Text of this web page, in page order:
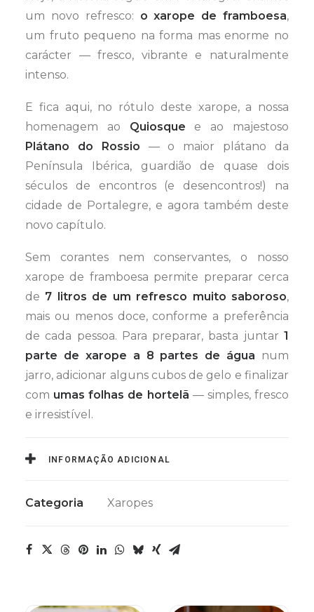
um novo refresco: o xarope de framboesa,
um fruto pequeno na forma mas enorme no
carácter — fresco, vibrante e naturalmente
intenso.
E fica aqui, no rótulo deste xarope, a nossa
homenagem ao Quiosque e ao majestoso
Plátano do Rossio — o maior plátano da
Península Ibérica, guardião de quase dois
séculos de encontros (e desencontros!) na
cidade de Portalegre, e agora também deste
novo capítulo.
Sem corantes nem conservantes, o nosso
xarope de framboesa permite preparar cerca
de 7 litros de um refresco muito saboroso,
mais ou menos doce, conforme a preferência
de cada pessoa. Para preparar, basta juntar 1
parte de xarope a 8 partes de água num
jarro, adicionar alguns cubos de gelo e finalizar
com umas folhas de hortelã — simples, fresco
e irresistível.
INFORMAÇÃO ADICIONAL
Categoria Xaropes